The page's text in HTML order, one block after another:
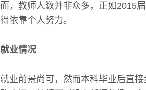
而，教师人数并非众多，正如2015
得依靠个人努力。
就业情况
就业前景尚可，然而本科毕业后直